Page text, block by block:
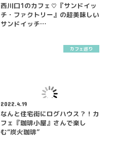
西川口1のカフェ♡『サンドイッ
チ・ファクトリー』の超美味しい
サンドイッチ…
カフェ巡り
2022.4.19
なんと住宅街にログハウス？！カ
フェ『珈琲小屋』さんで楽し
む“炭火珈琲”